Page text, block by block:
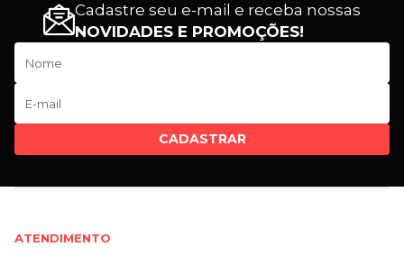
Cadastre seu e-mail e receba nossas
NOVIDADES E PROMOÇÕES!
CADASTRAR
ATENDIMENTO